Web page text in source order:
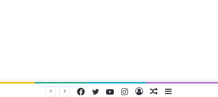
Random
Log
Instagram
YouTube
Twitter
Facebook